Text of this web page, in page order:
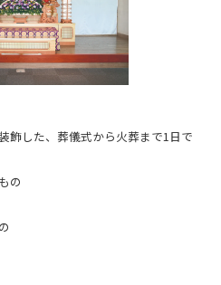
した、​葬儀式から火葬まで1日で
の